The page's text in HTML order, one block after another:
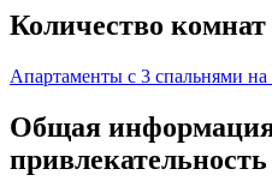
Общая
Количество комнат
Апартаменты с 3 спальнями